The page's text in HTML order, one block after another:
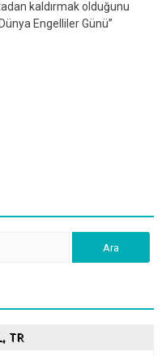
kaldırmak olduğunu
Engelliler Günü”
TR